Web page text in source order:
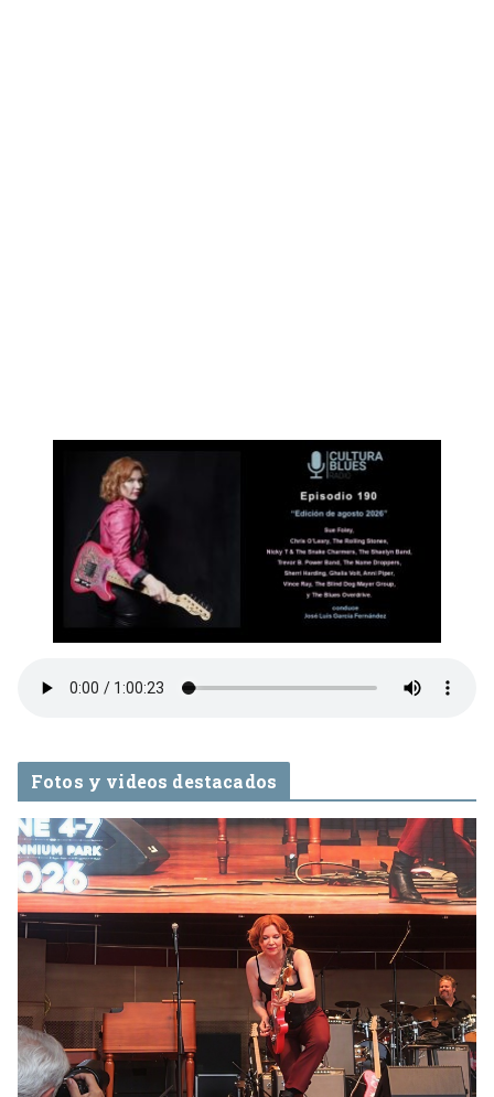
Fotos y videos destacados